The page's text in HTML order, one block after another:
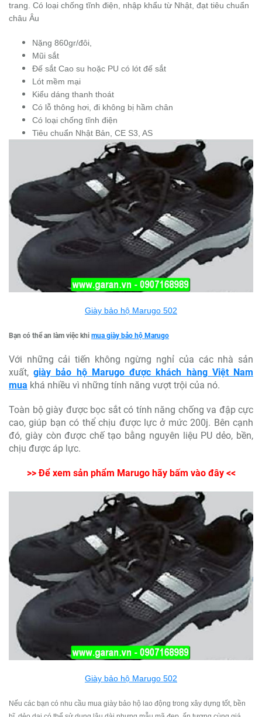
trang. Có loại chống tĩnh điện, nhập khẩu từ Nhật, đạt tiêu chuẩn
châu Âu
Nặng 860gr/đôi,
Mũi sắt
Đế sắt Cao su hoặc PU có lót đế sắt
Lót mềm mại
Kiểu dáng thanh thoát
Có lỗ thông hơi, đi không bị hầm chân
Có loại chống tĩnh điện
Tiêu chuẩn Nhật Bản, CE S3, AS
Giày bảo hộ Marugo 502
Bạn có thể an làm việc khi mua giày bảo hộ Marugo
Với những cải tiến không ngừng nghỉ của các nhà sản
xuất,giày bảo hộ Marugo được khách hàng Việt Nam
mua khá nhiều vì những tính năng vượt trội của nó.
Toàn bộ giày được bọc sắt có tính năng chống va đập cực
cao, giúp bạn có thể chịu được lực ở mức 200j. Bên cạnh
đó, giày còn được chế tạo bằng nguyên liệu PU dẻo, bền,
chịu được áp lực.
>> Để xem sản phẩm Marugo hãy bấm vào đây <<
Giày bảo hộ Marugo 502
Nếu các bạn có nhu cầu mua giày bảo hộ lao động trong xây dựng tốt, bền